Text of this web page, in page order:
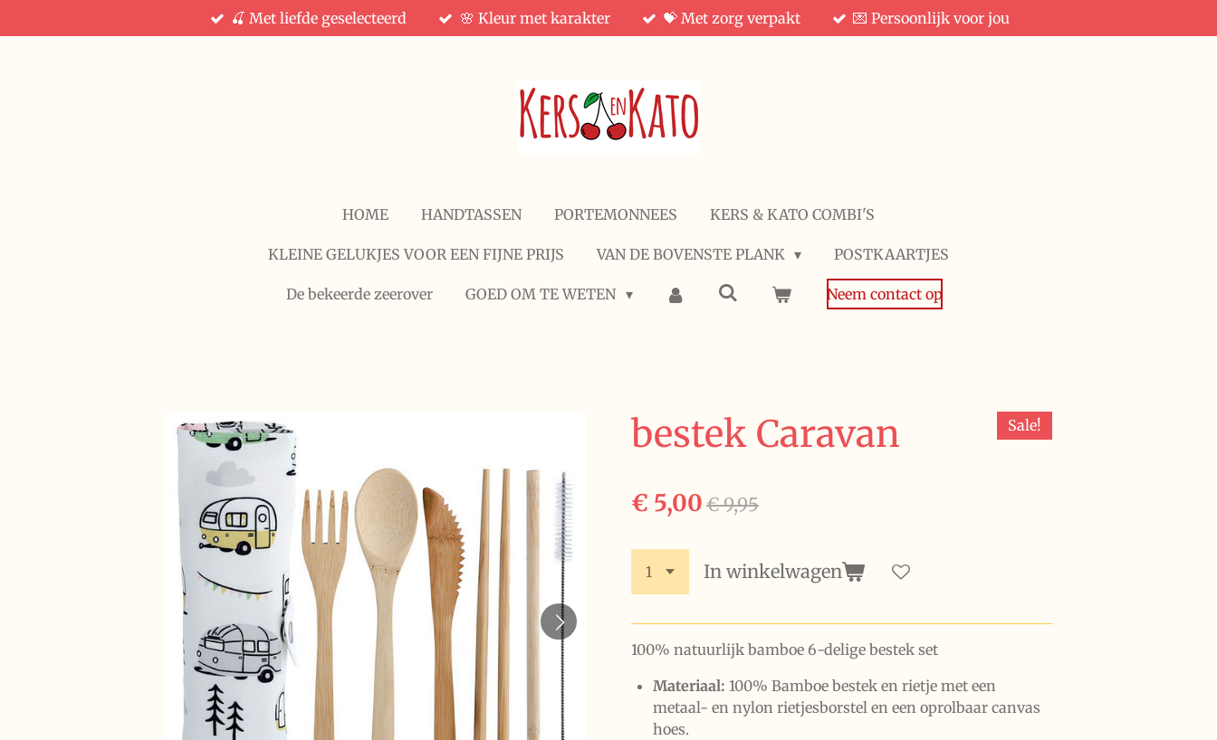
direct
🍒 Met liefde geselecteerd 🌸 Kleur met karakter 💝 Met zorg verpakt 💌 Persoonlijk voor jou
HOME HANDTASSEN PORTEMONNEES KERS & KATO COMBI'S
KLEINE GELUKJES VOOR EEN FIJNE PRIJS VAN DE BOVENSTE PLANK POSTKAARTJES
De bekeerde zeerover GOED OM TE WETEN Neem contact op
bestek Caravan Sale!
€ 5,00€ 9,95
In winkelwagen
100% natuurlijk bamboe 6-delige bestek set
Materiaal: 100% Bamboe bestek en rietje met een
metaal- en nylon rietjesborstel en een oprolbaar canvas
hoes.